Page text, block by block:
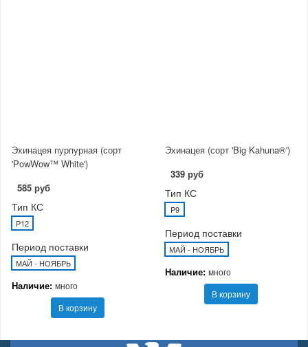
Эхинацея пурпурная (сорт
'PowWow™ White')
585 руб
Тип КС
P12
Период поставки
МАЙ - НОЯБРЬ
Наличие: много
В корзину
Эхинацея (сорт 'Big Kahuna®')
339 руб
Тип КС
P9
Период поставки
МАЙ - НОЯБРЬ
Наличие: много
В корзину